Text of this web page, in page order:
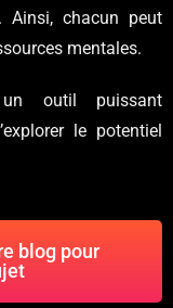
chacun peut
mentales.
outil puissant
le potentiel
blog pour